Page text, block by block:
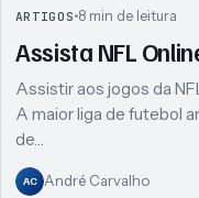
ARTIGOS 8 min de leitura
Assista NFL
Assistir aos jogos da
A maior liga de futebol
de…
AC André Carvalho